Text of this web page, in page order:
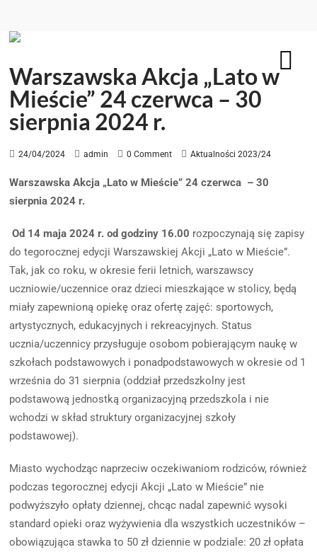
Warszawska Akcja „Lato w
Mieście” 24 czerwca – 30
sierpnia 2024 r.
24/04/2024 admin 0 Comment Aktualności 2023/24
Warszawska Akcja „Lato w Mieście” 24 czerwca – 30
sierpnia 2024 r.
Od 14 maja 2024 r. od godziny 16.00 rozpoczynają się zapisy
do tegorocznej edycji Warszawskiej Akcji „Lato w Mieście”.
Tak, jak co roku, w okresie ferii letnich, warszawscy
uczniowie/uczennice oraz dzieci mieszkające w stolicy, będą
miały zapewnioną opiekę oraz ofertę zajęć: sportowych,
artystycznych, edukacyjnych i rekreacyjnych. Status
ucznia/uczennicy przysługuje osobom pobierającym naukę w
szkołach podstawowych i ponadpodstawowych w okresie od 1
września do 31 sierpnia (oddział przedszkolny jest
podstawową jednostką organizacyjną przedszkola i nie
wchodzi w skład struktury organizacyjnej szkoły
podstawowej).
Miasto wychodząc naprzeciw oczekiwaniom rodziców, również
podczas tegorocznej edycji Akcji „Lato w Mieście” nie
podwyższyło opłaty dziennej, chcąc nadal zapewnić wysoki
standard opieki oraz wyżywienia dla wszystkich uczestników –
obowiązująca stawka to 50 zł dziennie w podziale: 20 zł opłata